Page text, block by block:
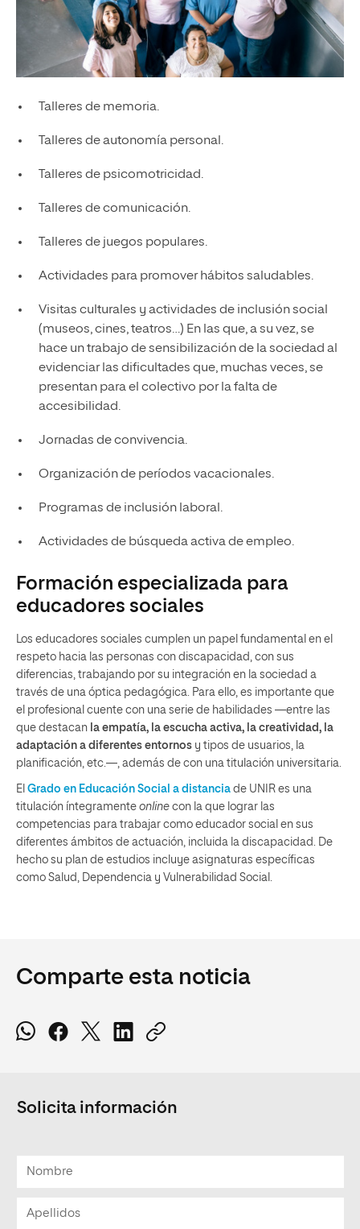
Talleres de memoria.
Talleres de autonomía personal.
Talleres de psicomotricidad.
Talleres de comunicación.
Talleres de juegos populares.
Actividades para promover hábitos saludables.
Visitas culturales y actividades de inclusión social
(museos, cines, teatros…) En las que, a su vez, se
hace un trabajo de sensibilización de la sociedad al
evidenciar las dificultades que, muchas veces, se
presentan para el colectivo por la falta de
accesibilidad.
Jornadas de convivencia.
Organización de períodos vacacionales.
Programas de inclusión laboral.
Actividades de búsqueda activa de empleo.
Formación especializada para
educadores sociales
Los educadores sociales cumplen un papel fundamental en el
respeto hacia las personas con discapacidad, con sus
diferencias, trabajando por su integración en la sociedad a
través de una óptica pedagógica. Para ello, es importante que
el profesional cuente con una serie de habilidades —entre las
que destacan la empatía, la escucha activa, la creatividad, la
adaptación a diferentes entornos y tipos de usuarios, la
planificación, etc.—, además de con una titulación universitaria.
El Grado en Educación Social a distancia de UNIR es una
titulación íntegramente online con la que lograr las
competencias para trabajar como educador social en sus
diferentes ámbitos de actuación, incluida la discapacidad. De
hecho su plan de estudios incluye asignaturas específicas
como Salud, Dependencia y Vulnerabilidad Social.
Comparte esta noticia
Solicita información